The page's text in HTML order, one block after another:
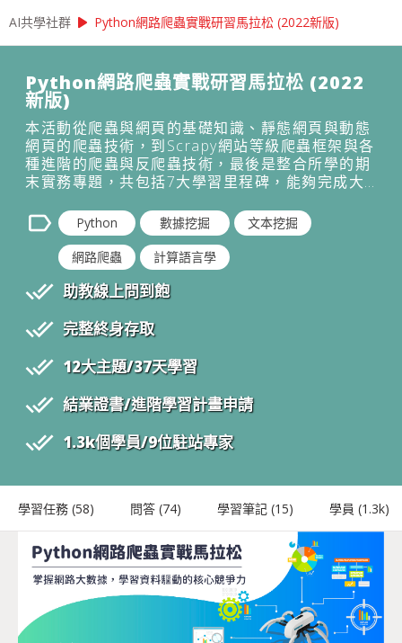
AI共學社群 play_arrow Python網路爬蟲實戰研習馬拉松 (2022新版)
Python網路爬蟲實戰研習馬拉松 (2022
新版)
本活動從爬蟲與網頁的基礎知識、靜態網頁與動態
網頁的爬蟲技術，到Scrapy網站等級爬蟲框架與各
種進階的爬蟲與反爬蟲技術，最後是整合所學的期
末實務專題，共包括7大學習里程碑，能夠完成大
Python網路爬蟲的重要基礎知識與實戰能力。蟲技
術等實用技術完整涵蓋。透過大量的程式實作，逐
步地幫學員培養即戰力，我們同時邀集了網路爬蟲
領域的資料科學家為您解答學習過程中的各種疑難
雜症，紮實的學習內容讓您每天只要花一點時間，
label Python 數據挖掘
文本挖掘
網路爬蟲
計算語言學
done_all 助教線上問到飽
done_all 完整終身存取
done_all 12大主題/37天學習
done_all 結業證書/進階學習計畫申請
done_all 1.3k個學員/9位駐站專家
學習任務 (58) 問答 (74) 學習筆記 (15) 學員 (1.3k)